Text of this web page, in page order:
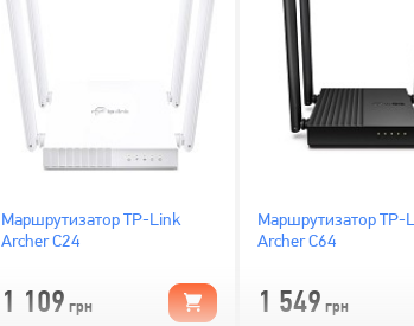
Маршрутизатор TP-Link
Archer C24
1 109 грн
Маршрутизатор TP-
Archer C64
1 549 грн